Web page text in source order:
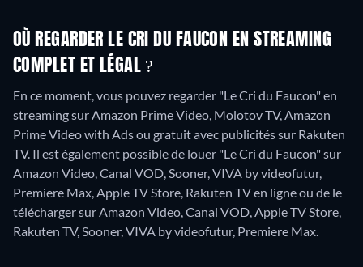
OÙ REGARDER LE CRI DU FAUCON EN STREAMING
COMPLET ET LÉGAL ?
En ce moment, vous pouvez regarder "Le Cri du Faucon" en
streaming sur Amazon Prime Video, Molotov TV, Amazon
Prime Video with Ads ou gratuit avec publicités sur Rakuten
TV. Il est également possible de louer "Le Cri du Faucon" sur
Amazon Video, Canal VOD, Sooner, VIVA by videofutur,
Premiere Max, Apple TV Store, Rakuten TV en ligne ou de le
télécharger sur Amazon Video, Canal VOD, Apple TV Store,
Rakuten TV, Sooner, VIVA by videofutur, Premiere Max.